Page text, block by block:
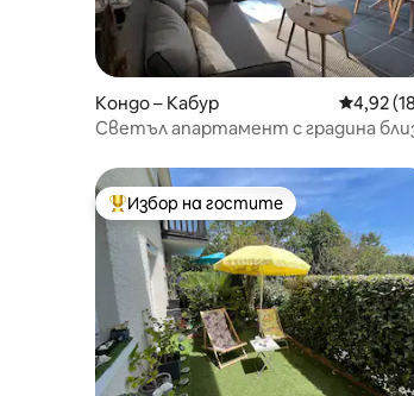
Кондо – Кабур Средна
4,92
Светъл апартамент с градина
Най-популярен избор на гостите
Избор на гостите